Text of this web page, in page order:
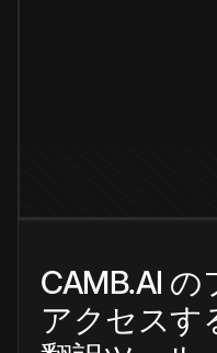
CAMB.AI
アクセスす